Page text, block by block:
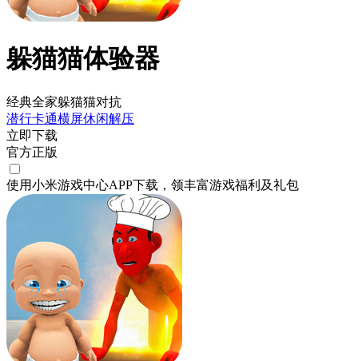
躲猫猫体验器
经典全家躲猫猫对抗
潜行卡通横屏休闲解压
立即下载
官方正版
使用小米游戏中心APP下载 ，领丰富游戏福利 及礼包